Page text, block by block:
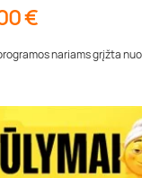
€
nariams grįžta nuo